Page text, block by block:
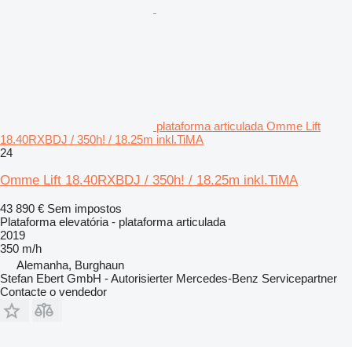
plataforma articulada Omme Lift
18.40RXBDJ / 350h! / 18.25m inkl.TiMA
24
Omme Lift 18.40RXBDJ / 350h! / 18.25m inkl.TiMA
43 890 € Sem impostos
Plataforma elevatória - plataforma articulada
2019
350 m/h
Alemanha, Burghaun
Stefan Ebert GmbH - Autorisierter Mercedes-Benz Servicepartner
Contacte o vendedor